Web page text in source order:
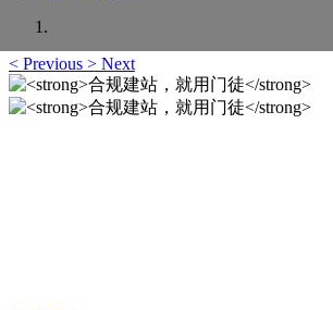
< Previous > Next